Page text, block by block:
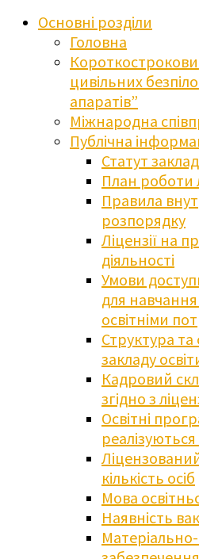
Основні розділи
Головна
цивільних
апаратів”
Міжнародна
Публічна
Статут
План роботи
Правила
розпорядку
Ліцензії на
діяльності
Умови
для
освітніми
Структура
закладу
Кадровий
згідно з
Освітні
реалізуються
кількість осіб
Мова
Наявність